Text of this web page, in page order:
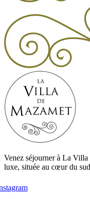
Venez séjourner à La Villa
luxe, située au cœur du